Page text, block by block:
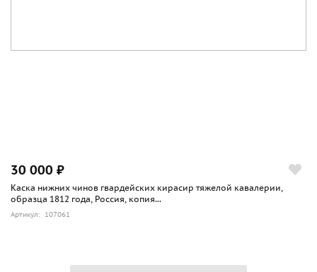
30 000 ₽
Каска нижних чинов гвардейских кирасир тяжелой кавалерии,
образца 1812 года, Россия, копия...
Артикул: 107061